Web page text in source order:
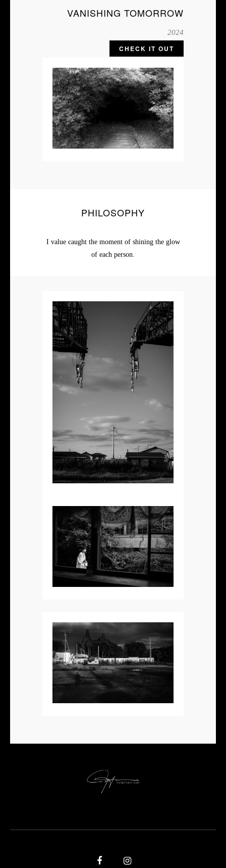
VANISHING TOMORROW
2024
CHECK IT OUT
PHILOSOPHY
I value caught the moment of shining the glow
of each person.